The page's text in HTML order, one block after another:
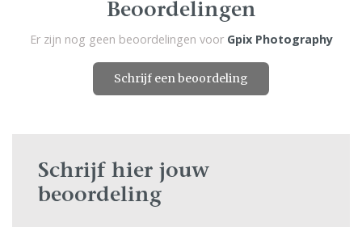
Beoordelingen
Er zijn nog geen beoordelingen voor Gpix Photography
Schrijf een beoordeling
Schrijf hier jouw
beoordeling